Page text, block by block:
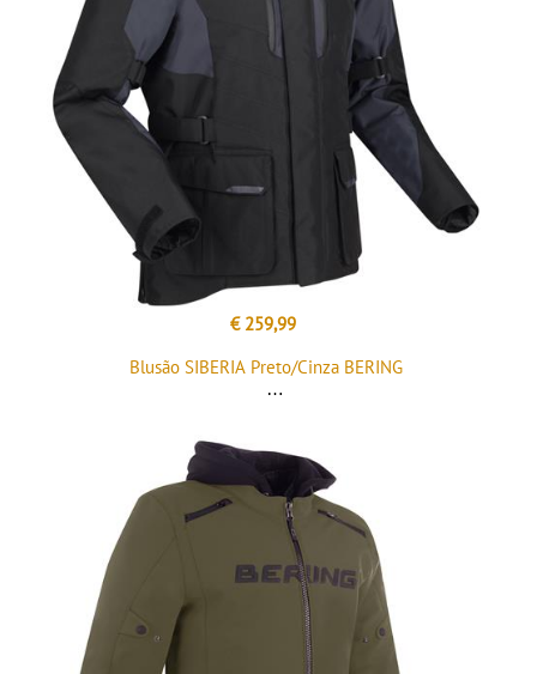
€ 259,99
Blusão SIBERIA Preto/Cinza BERING